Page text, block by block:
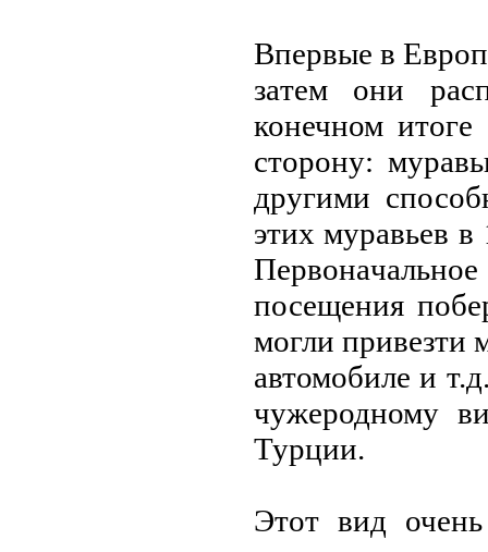
Впервые в
зaтем они
конечном
сторону:
другими
этих мурaвьев
посещения
могли привезти
aвтомобиле и
чужеродному
Турции.
Этот вид